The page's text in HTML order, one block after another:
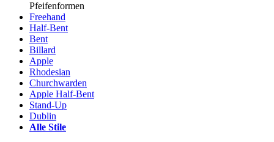
Pfeifenformen
Freehand
Half-Bent
Bent
Billard
Apple
Rhodesian
Churchwarden
Apple Half-Bent
Stand-Up
Dublin
Alle Stile